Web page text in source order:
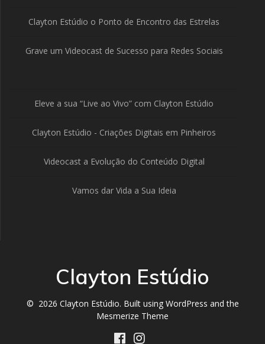
Clayton Estúdio o Ponto de Encontro das Estrelas
Grave um Videocast de Sucesso para Redes Sociais
Eleve a sua “Live ao Vivo” com Clayton Estúdio
Clayton Estúdio - Criações Digitais em Pinheiros
Videocast a Evolução do Conteúdo Digital
Vamos dar Vida a Sua Ideia
Clayton Estúdio
© 2026 Clayton Estúdio. Built using WordPress and the
Mesmerize Theme